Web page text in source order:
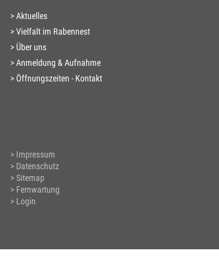
Aktuelles
Vielfalt im Rabennest
Über uns
Anmeldung & Aufnahme
Öffnungszeiten - Kontakt
Impressum
Datenschutz
Sitemap
Fernwartung
Login